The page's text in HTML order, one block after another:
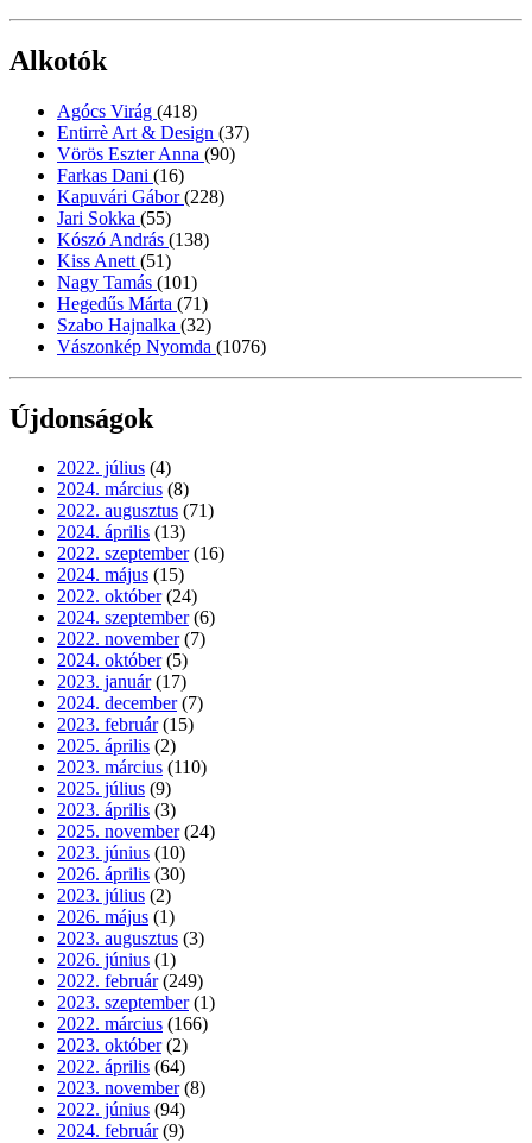
Alkotók
Agócs Virág (418)
Entirrè Art & Design (37)
Vörös Eszter Anna (90)
Farkas Dani (16)
Kapuvári Gábor(228)
Jari Sokka (55)
Kószó András (138)
Kiss Anett (51)
Nagy Tamás (101)
Hegedűs Márta (71)
Szabo Hajnalka (32)
Vászonkép Nyomda (1076)
Újdonságok
2022. július (4)
2024. március (8)
2022. augusztus (71)
2024. április (13)
2022. szeptember (16)
2024. május (15)
2022. október (24)
2024. szeptember (6)
2022. november (7)
2024. október (5)
2023. január (17)
2024. december (7)
2023. február (15)
2025. április (2)
2023. március (110)
2025. július (9)
2023. április (3)
2025. november (24)
2023. június (10)
2026. április (30)
2023. július (2)
2026. május (1)
2023. augusztus (3)
2026. június (1)
2022. február (249)
2023. szeptember (1)
2022. március (166)
2023. október (2)
2022. április (64)
2023. november (8)
2022. június (94)
2024. február (9)